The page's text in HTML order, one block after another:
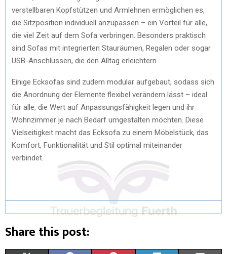
verstellbaren Kopfstützen und Armlehnen ermöglichen es,
die Sitzposition individuell anzupassen – ein Vorteil für alle,
die viel Zeit auf dem Sofa verbringen. Besonders praktisch
sind Sofas mit integrierten Stauräumen, Regalen oder sogar
USB-Anschlüssen, die den Alltag erleichtern.
Einige Ecksofas sind zudem modular aufgebaut, sodass sich
die Anordnung der Elemente flexibel verändern lässt – ideal
für alle, die Wert auf Anpassungsfähigkeit legen und ihr
Wohnzimmer je nach Bedarf umgestalten möchten. Diese
Vielseitigkeit macht das Ecksofa zu einem Möbelstück, das
Komfort, Funktionalität und Stil optimal miteinander
verbindet.
Share this post: